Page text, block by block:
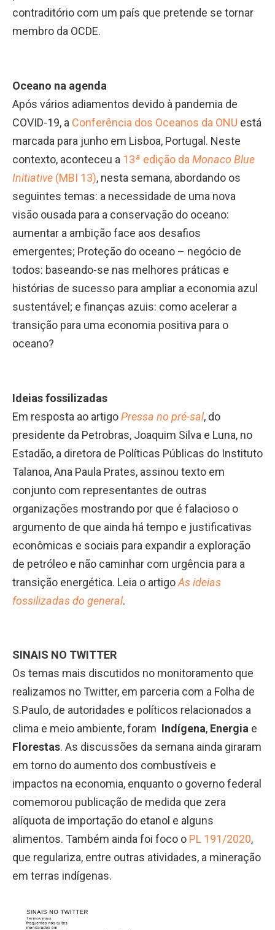
contraditório com um país que pretende se tornar
membro da OCDE.
Oceano na agenda
Após vários adiamentos devido à pandemia de
COVID-19, a Conferência dos Oceanos da ONU está
marcada para junho em Lisboa, Portugal. Neste
contexto, aconteceu a 13ª edição da Monaco Blue
Initiative (MBI 13), nesta semana, abordando os
seguintes temas: a necessidade de uma nova
visão ousada para a conservação do oceano:
aumentar a ambição face aos desafios
emergentes; Proteção do oceano – negócio de
todos: baseando-se nas melhores práticas e
histórias de sucesso para ampliar a economia azul
sustentável; e finanças azuis: como acelerar a
transição para uma economia positiva para o
oceano?
Ideias fossilizadas
Em resposta ao artigoPressa no pré-sal, do
presidente da Petrobras, Joaquim Silva e Luna, no
Estadão, a diretora de Políticas Públicas do Instituto
Talanoa, Ana Paula Prates, assinou texto em
conjunto com representantes de outras
organizações mostrando por que é falacioso o
argumento de que ainda há tempo e justificativas
econômicas e sociais para expandir a exploração
de petróleo e não caminhar com urgência para a
transição energética. Leia o artigoAs ideias
fossilizadas do general.
SINAIS NO TWITTER
Os temas mais discutidos no monitoramento que
realizamos no Twitter, em parceria com a Folha de
S.Paulo, de autoridades e políticos relacionados a
clima e meio ambiente, foram Indígena, Energia e
Florestas. As discussões da semana ainda giraram
em torno do aumento dos combustíveis e
impactos na economia, enquanto o governo federal
comemorou publicação de medida que zera
alíquota de importação do etanol e alguns
alimentos. Também ainda foi foco o PL 191/2020,
que regulariza, entre outras atividades, a mineração
em terras indígenas.